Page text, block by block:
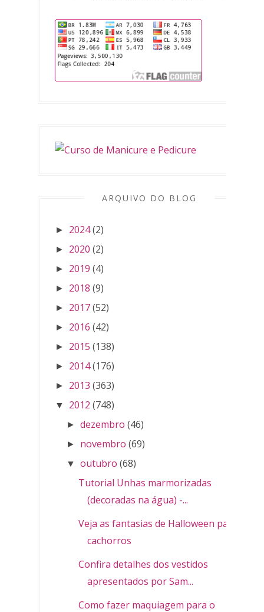
ARQUIVO DO BLOG
► 2024(2)
► 2020 (2)
► 2019 (4)
► 2018 (9)
► 2017(52)
► 2016 (42)
► 2015 (138)
► 2014(176)
► 2013 (363)
▼ 2012 (748)
►dezembro (46)
► novembro (69)
▼ outubro (68)
Tutorial Unhas marmorizadas
(decoradas na água) -...
Veja as fantasias de Halloween para
cachorros
Confira detalhes dos vestidos
apresentados por Sam...
Como fazer maquiagem para o